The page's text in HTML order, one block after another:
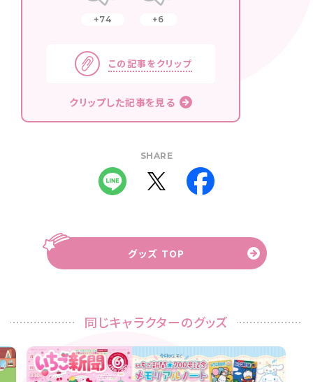
74 6
この記事をクリップ
クリップした記事を見る
SHARE
グッズ TOP
同じキャラクターのグッズ